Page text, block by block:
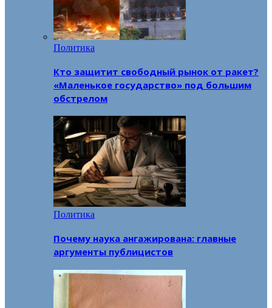
Политика
Кто защитит свободный рынок от ракет?
«Маленькое государство» под большим
обстрелом
Политика
Почему наука ангажирована: главные
аргументы публицистов